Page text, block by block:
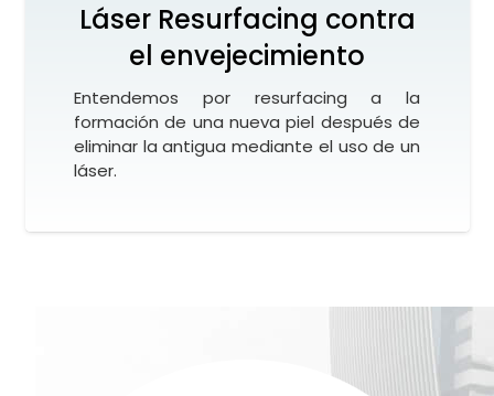
Láser Resurfacing contra
el envejecimiento
Entendemos por resurfacing a la
formación de una nueva piel después de
eliminar la antigua mediante el uso de un
láser.